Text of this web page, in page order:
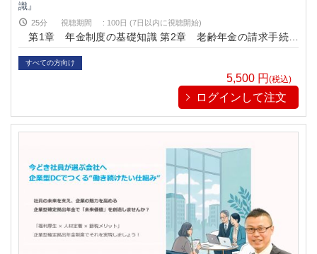
識』
25分 視聴期間 : 100日 (7日以内に視聴開始)
第1章 年金制度の基礎知識 第2章 老齢年金の請求手続き
第3章 リタイアメントプラン
すべての方向け
5,500 円 (税込)
ログインして注文